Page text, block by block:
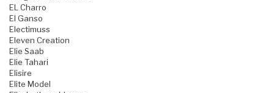
EL Charro
El Ganso
Electimuss
Eleven Creation
Elie Saab
Elie Tahari
Elisire
Elite Model